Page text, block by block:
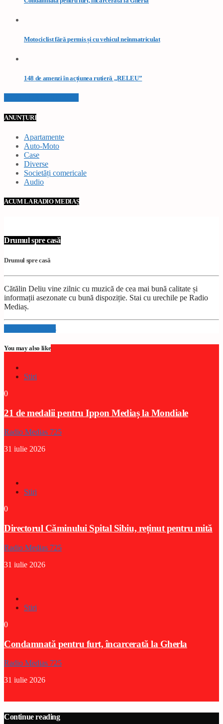
Motociclist fără permis și cu vehicul neînmatriculat
148 de amenzi în acțiunea rutieră „RELEU”
ANUNȚURI
Apartamente
Auto-Moto
Case
Diverse
Societăți comericale
Audio
ACUM LA RADIO MEDIAȘ
Drumul spre casă
Drumul spre casă
Cătălin Deliu vine zilnic cu muzică de cea mai bună calitate și
informații asezonate cu bună dispoziție. Stai cu urechile pe Radio
Mediaș.
Info and episodes
You may also like
Stiri
0
21 de medalii pentru Ippon Mediaș la Mondiale
Radio Medias 725
31 iulie 2026
Stiri
0
Directorul Căminului Spital Sibiu, reținut pentru mită
Radio Medias 725
31 iulie 2026
Stiri
0
Condamnată pentru furt, încarcerată la Gherla
Radio Medias 725
31 iulie 2026
Continue reading